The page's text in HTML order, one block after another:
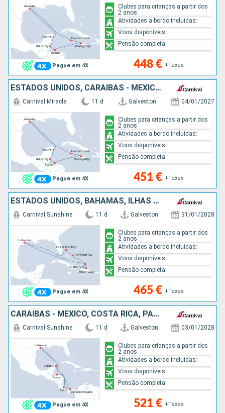
Pague em 4X 448 € +Taxas
Clubes para crianças a partir dos
2 anos
Atividades a bordo incluídas:
Voos disponíveis
Pensão completa
ESTADOS UNIDOS, CARAIBAS - MEXICO, BELIZE, HONDURAS, JAMAICA, CAIMÃO (ILHAS)
Pague em 4X
Carnival Miracle 11 d Galveston 04/01/2027
451 € +Taxas
Clubes para crianças a partir dos
2 anos
Atividades a bordo incluídas:
Voos disponíveis
Pensão completa
ESTADOS UNIDOS, BAHAMAS, ILHAS TURCAS E CAICOS, REPÚBLICA DOMINICANA
Pague em 4X
Carnival Sunshine 11 d Galveston 31/01/2028
465 € +Taxas
Clubes para crianças a partir dos
2 anos
Atividades a bordo incluídas:
Voos disponíveis
Pensão completa
CARAIBAS - MEXICO, COSTA RICA, PANAMA, HONDURAS, ESTADOS UNIDOS
Pague em 4X
Carnival Sunshine 11 d Galveston 03/01/2028
521 € +Taxas
Clubes para crianças a partir dos
2 anos
Atividades a bordo incluídas:
Voos disponíveis
Pensão completa